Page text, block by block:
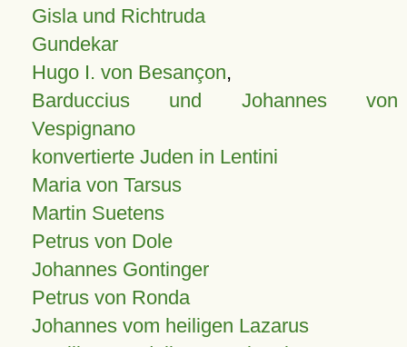
Gisla und Richtruda
Gundekar
Hugo I. von Besançon,
Barduccius und Johannes von
Vespignano
konvertierte Juden in Lentini
Maria von Tarsus
Martin Suetens
Petrus von Dole
Johannes Gontinger
Petrus von Ronda
Johannes vom heiligen Lazarus